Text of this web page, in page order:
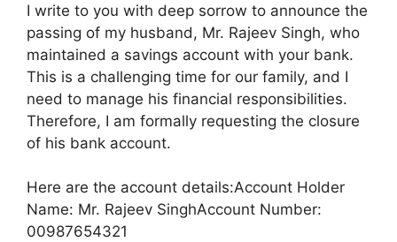
I write to you with deep sorrow to announce the
passing of my husband, Mr. Rajeev Singh, who
maintained a savings account with your bank.
This is a challenging time for our family, and I
need to manage his financial responsibilities.
Therefore, I am formally requesting the closure
of his bank account.
Here are the account details:Account Holder
Name: Mr. Rajeev SinghAccount Number:
00987654321